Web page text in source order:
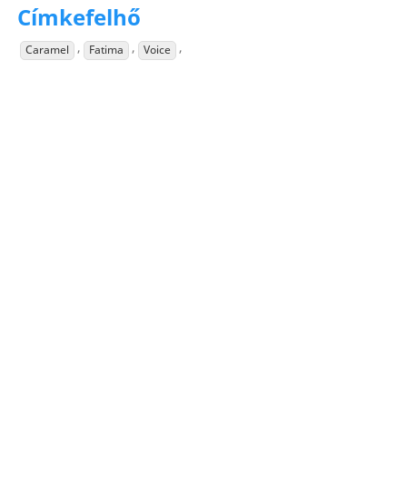
Címkefelhő
Caramel , Fatima , Voice ,